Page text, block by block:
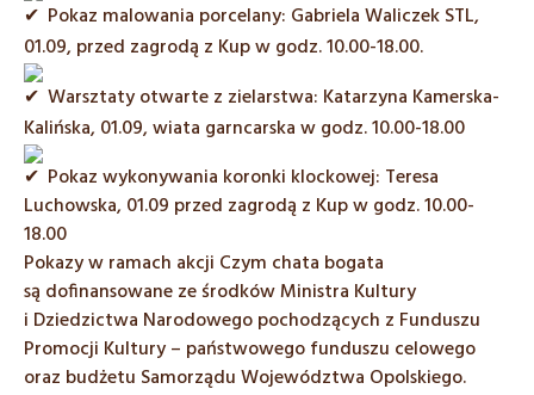
Pokaz malowania porcelany: Gabriela Waliczek STL,
01.09, przed zagrodą z Kup w godz. 10.00-18.00.
Warsztaty otwarte z zielarstwa: Katarzyna Kamerska-
Kalińska, 01.09, wiata garncarska w godz. 10.00-18.00
Pokaz wykonywania koronki klockowej: Teresa
Luchowska, 01.09 przed zagrodą z Kup w godz. 10.00-
18.00
Pokazy w ramach akcji Czym chata bogata
są dofinansowane ze środków Ministra Kultury
i Dziedzictwa Narodowego pochodzących z Funduszu
Promocji Kultury – państwowego funduszu celowego
oraz budżetu Samorządu Województwa Opolskiego.